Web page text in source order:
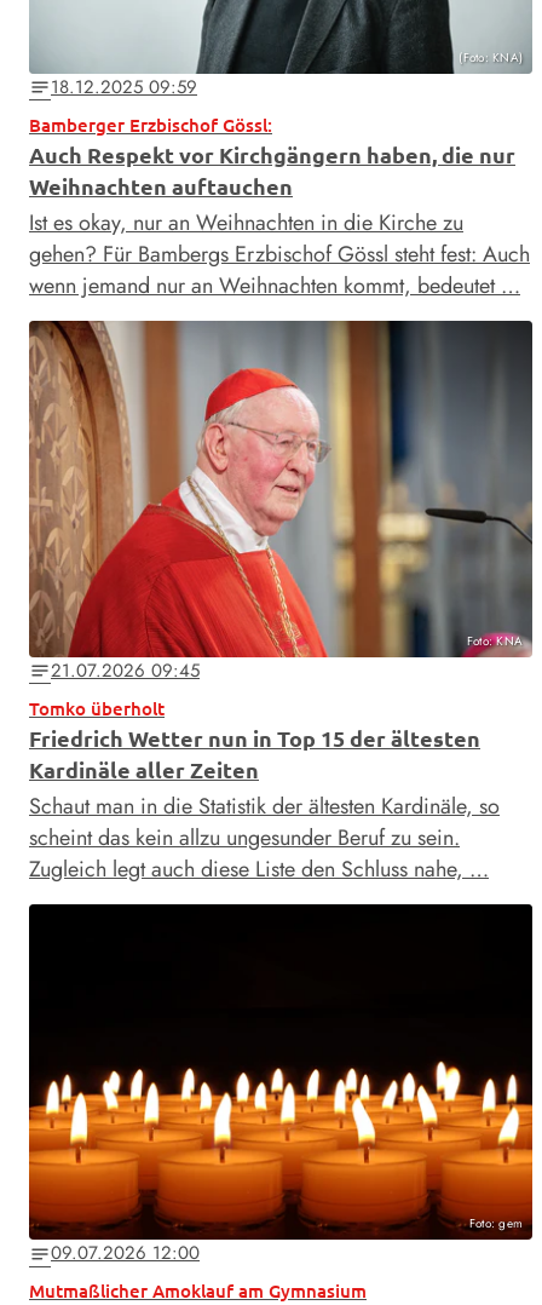
(Foto: KNA)
notes18.12.2025 09:59
Bamberger Erzbischof Gössl:
Auch Respekt vor Kirchgängern haben, die nur
Weihnachten auftauchen
Ist es okay, nur an Weihnachten in die Kirche zu
gehen? Für Bambergs Erzbischof Gössl steht fest: Auch
wenn jemand nur an Weihnachten kommt, bedeutet …
Foto: KNA
notes21.07.2026 09:45
Tomko überholt
Friedrich Wetter nun in Top 15 der ältesten
Kardinäle aller Zeiten
Schaut man in die Statistik der ältesten Kardinäle, so
scheint das kein allzu ungesunder Beruf zu sein.
Zugleich legt auch diese Liste den Schluss nahe, …
Foto: gem
notes09.07.2026 12:00
Mutmaßlicher Amoklauf am Gymnasium